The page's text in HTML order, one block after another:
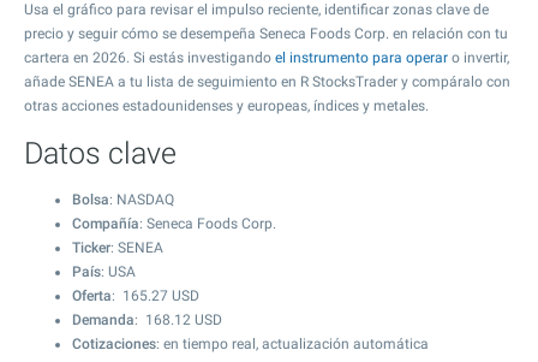
Usa el gráfico para revisar el impulso reciente, identificar zonas clave de
precio y seguir cómo se desempeña Seneca Foods Corp. en relación con tu
cartera en 2026. Si estás investigando el instrumento para operar o invertir,
añade SENEA a tu lista de seguimiento en R StocksTrader y compáralo con
otras acciones estadounidenses y europeas, índices y metales.
Datos clave
Bolsa: NASDAQ
Compañía: Seneca Foods Corp.
Ticker: SENEA
País: USA
Oferta: 165.27 USD
Demanda: 168.12 USD
Cotizaciones: en tiempo real, actualización automática